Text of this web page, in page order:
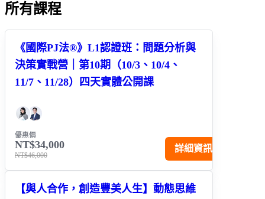
所有課程
《國際PJ法®》L1認證班：問題分析與
決策實戰營｜第10期（10/3、10/4、
11/7、11/28）四天實體公開課
優惠價
NT$34,000
NT$46,000
詳細資訊
【與人合作，創造豐美人生】動態思維